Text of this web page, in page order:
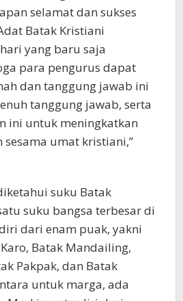
selamat dan sukses
Batak Kristiani
yang baru saja
para pengurus dapat
dan tanggung jawab ini
tanggung jawab, serta
ini untuk meningkatkan
umat kristiani,”
suku Batak
suku bangsa terbesar di
dari enam puak, yakni
Batak Mandailing,
Pakpak, dan Batak
untuk marga, ada